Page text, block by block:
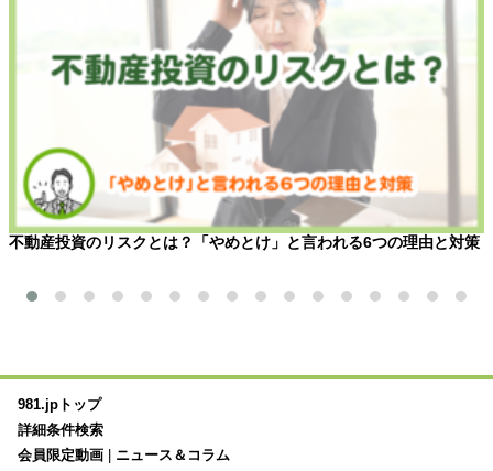
不動産投資のリスクとは？「やめとけ」と言われる6つの理由と対策
981.jpトップ
詳細条件検索
会員限定動画
ニュース＆コラム